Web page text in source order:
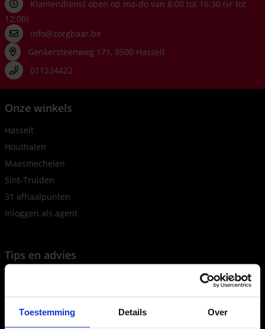
Toestemming Details Over
Klantendienst open op ma-do van 8:00 tot 16:30 (vr tot
12:00)
info@zorgbaar.be
Genkersteenweg 171, 3500 Hasselt
011224422
Onze winkels
Hasselt
Houthalen
Maasmechelen
Sint-Truiden
31 afhaalpunten
Inloggen als agent
Tips en advies
Incontinentie